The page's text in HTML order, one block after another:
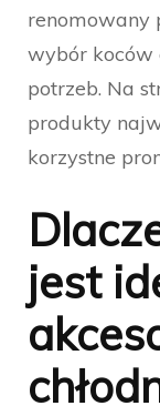
renomowany
wybór koców
potrzeb. Na
produkty
korzystne
jest